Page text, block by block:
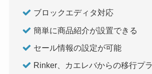
ブロックエディタ対応
簡単に商品紹介が設置できる
セール情報の設定が可能
Rinker、カエレバからの移行プ